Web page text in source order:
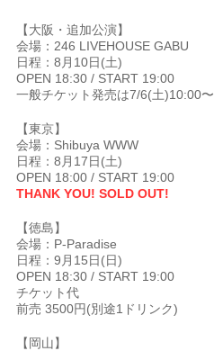
【大阪・追加公演】
会場：246 LIVEHOUSE GABU
日程：8月10日(土)
OPEN 18:30 / START 19:00
一般チケット発売は7/6(土)10:00〜
【東京】
会場：Shibuya WWW
日程：8月17日(土)
OPEN 18:00 / START 19:00
THANK YOU! SOLD OUT!
【徳島】
会場：P-Paradise
日程：9月15日(日)
OPEN 18:30 / START 19:00
チケット代
前売 3500円(別途1ドリンク)
【岡山】